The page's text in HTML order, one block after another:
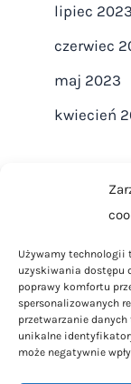
Używamy
uzyskiwania dostępu
poprawy komfortu
spersonalizowanych
przetwarzanie
unikalne
może negatywnie
lipiec 2023
czerwiec
maj 2023
kwiecień